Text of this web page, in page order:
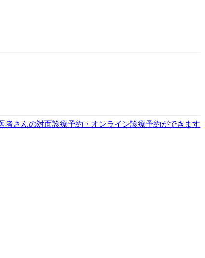
者さんの対面診療予約・オンライン診療予約ができます